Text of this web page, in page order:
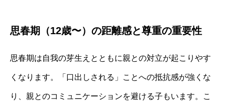
思春期（12歳〜）の距離感と尊重の重要性
思春期は自我の芽生えとともに親との対立が起こりやす
くなります。「口出しされる」ことへの抵抗感が強くな
り、親とのコミュニケーションを避ける子もいます。こ